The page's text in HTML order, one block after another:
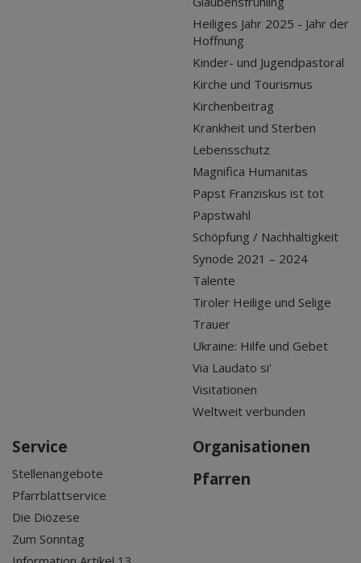
Heiliges Jahr 2025 - Jahr der
Hoffnung
Kinder- und Jugendpastoral
Kirche und Tourismus
Kirchenbeitrag
Krankheit und Sterben
Lebensschutz
Magnifica Humanitas
Papst Franziskus ist tot
Papstwahl
Schöpfung / Nachhaltigkeit
Synode 2021 – 2024
Talente
Tiroler Heilige und Selige
Trauer
Ukraine: Hilfe und Gebet
Via Laudato si'
Visitationen
Weltweit verbunden
Service
Stellenangebote
Pfarrblattservice
Die Diözese
Zum Sonntag
Organisationen
Pfarren